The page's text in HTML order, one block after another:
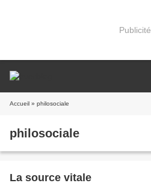
Publicité
Accueil » philosociale
philosociale
La source vitale